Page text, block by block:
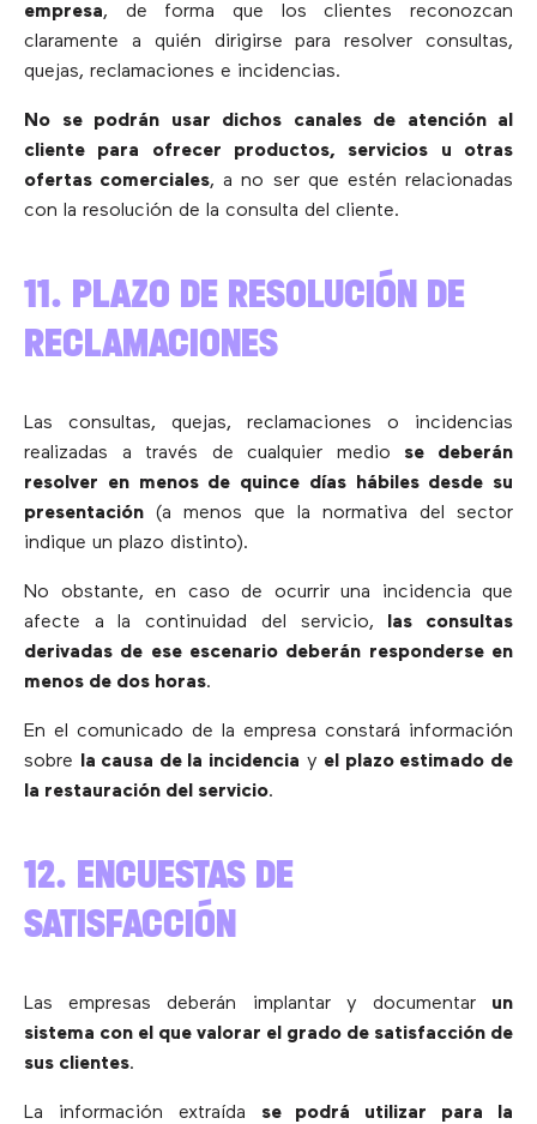
empresa, de forma que los clientes reconozcan
claramente a quién dirigirse para resolver consultas,
quejas, reclamaciones e incidencias.
No se podrán usar dichos canales de atención al
cliente para ofrecer productos, servicios u otras
ofertas comerciales, a no ser que estén relacionadas
con la resolución de la consulta del cliente.
11. PLAZO DE RESOLUCIÓN DE
RECLAMACIONES
Las consultas, quejas, reclamaciones o incidencias
realizadas a través de cualquier medio se deberán
resolver en menos de quince días hábiles desde su
presentación (a menos que la normativa del sector
indique un plazo distinto).
No obstante, en caso de ocurrir una incidencia que
afecte a la continuidad del servicio,
las consultas
derivadas de ese escenario deberán responderse en
menos de dos horas.
En el comunicado de la empresa constará información
sobre
la causa de la incidencia y el plazo estimado de
la restauración del servicio.
12. ENCUESTAS DE
SATISFACCIÓN
Las empresas deberán implantar y documentar un
sistema con el que valorar el grado de satisfacción de
sus clientes.
La información extraída se podrá utilizar para la